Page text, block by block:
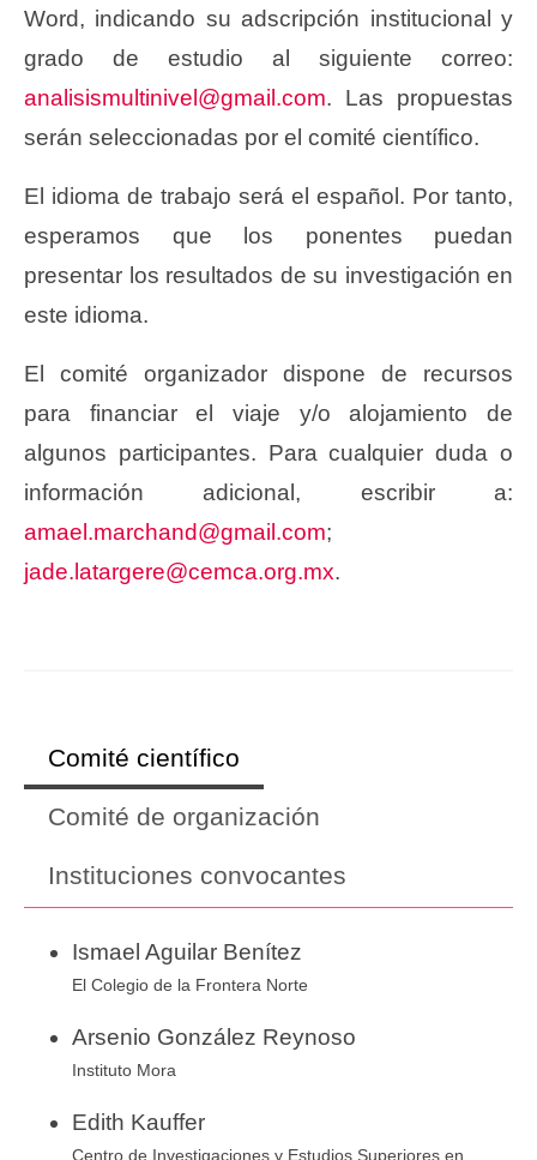
Word, indicando su adscripción institucional y
grado de estudio al siguiente correo:
analisismultinivel@gmail.com. Las propuestas
serán seleccionadas por el comité científico.
El idioma de trabajo será el español. Por tanto,
esperamos que los ponentes puedan
presentar los resultados de su investigación en
este idioma.
El comité organizador dispone de recursos
para financiar el viaje y/o alojamiento de
algunos participantes. Para cualquier duda o
información adicional, escribir a:
amael.marchand@gmail.com;
jade.latargere@cemca.org.mx.
Comité científico
Comité de organización
Instituciones convocantes
Ismael Aguilar Benítez
El Colegio de la Frontera Norte
Arsenio González Reynoso
Instituto Mora
Edith Kauffer
Centro de Investigaciones y Estudios Superiores en